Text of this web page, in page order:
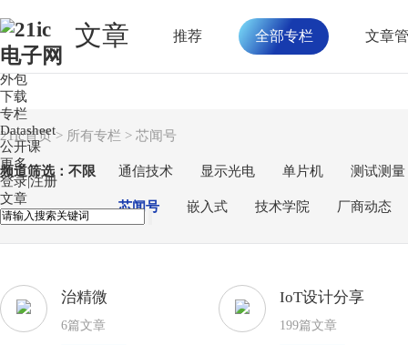
21ic首页> 所有专栏 > 芯闻号
频道筛选： 不限 通信技术 显示光电 单片机 测试测量
芯闻号 嵌入式 技术学院 厂商动态
治精微
6篇文章
IoT设计分享
199篇文章
首页
论坛
外包
下载
专栏
Datasheet
公开课
更多
登录|注册
文章
文章 推荐 全部专栏 文章